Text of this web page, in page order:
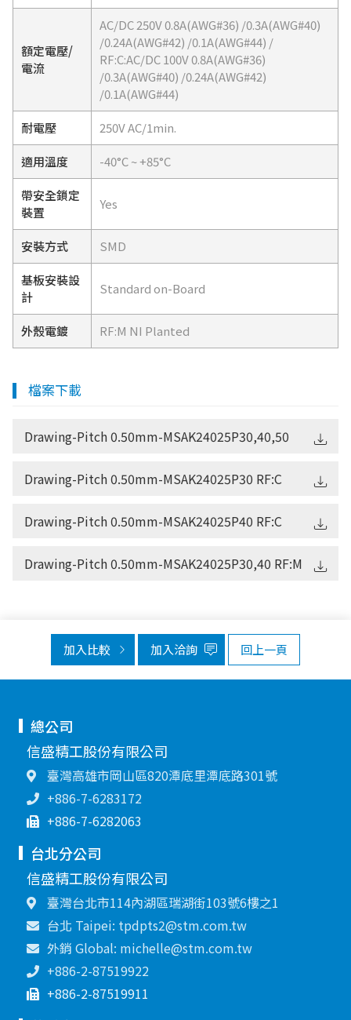
額定電壓/
電流
AC/DC 250V 0.8A(AWG#36) /0.3A(AWG#40)
/0.24A(AWG#42) /0.1A(AWG#44) /
RF:C:AC/DC 100V 0.8A(AWG#36)
/0.3A(AWG#40) /0.24A(AWG#42)
/0.1A(AWG#44)
耐電壓 250V AC/1min.
適用溫度 -40°C ~ +85°C
帶安全鎖定
裝置
Yes
安裝方式 SMD
基板安裝設
計
Standard on-Board
外殼電鍍 RF:M NI Planted
檔案下載
Drawing-Pitch 0.50mm-MSAK24025P30,40,50
Drawing-Pitch 0.50mm-MSAK24025P30 RF:C
Drawing-Pitch 0.50mm-MSAK24025P40 RF:C
Drawing-Pitch 0.50mm-MSAK24025P30,40 RF:M
加入比較 加入洽詢 回上一頁
總公司
信盛精工股份有限公司
臺灣高雄市岡山區820潭底里潭底路301號
+886-7-6283172
+886-7-6282063
台北分公司
信盛精工股份有限公司
臺灣台北市114內湖區瑞湖街103號6樓之1
台北 Taipei: tpdpts2@stm.com.tw
外銷 Global: michelle@stm.com.tw
+886-2-87519922
+886-2-87519911